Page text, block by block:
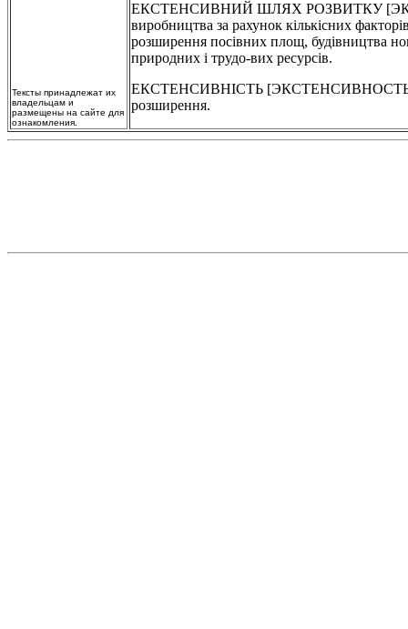
Тексты принадлежат их
владельцам и
размещены на сайте для
ознакомления.
ЕКСТЕНСИВНИЙ ШЛЯХ РОЗВИТКУ
виробництва за рахунок кількісних
розширення посівних площ, будівництва
природних і трудо-вих ресурсів.
ЕКСТЕНСИВНІСТЬ [ЭКСТЕНСИВНОСТЬ]
розширення.